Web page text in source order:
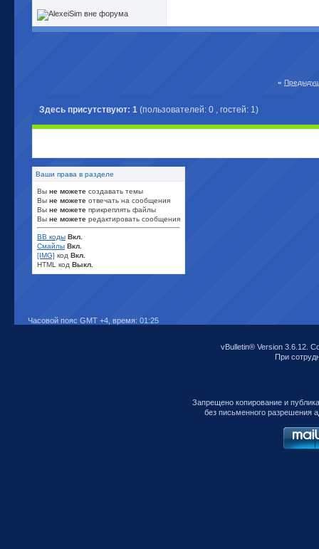
«
Здесь присутствуют: 1 (пользователей: 0 , гостей: 1)
Ваши права в разделе
Вы не можете создавать темы
Вы не можете отвечать на сообщения
Вы не можете прикреплять файлы
Вы не можете редактировать сообщения
BB коды Вкл.
Смайлы Вкл.
[IMG] код Вкл.
HTML код Выкл.
Часовой пояс GMT +4, время: 01:25
vBulletin® Version 3.6.12.
При
Запрещено копирование и
без письменного разрешения